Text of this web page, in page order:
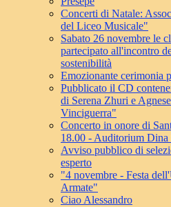
Concerti di Natale:
del Liceo Musicale"
Sabato 26 novembre le
partecipato all'incontro
sostenibilità
Emozionante cerimonia
Pubblicato il CD
di Serena Zhuri e
Vinciguerra"
Concerto in onore di
18.00 - Auditorium Dina
Avviso pubblico di
esperto
"4 novembre - Festa
Armate"
Ciao Alessandro